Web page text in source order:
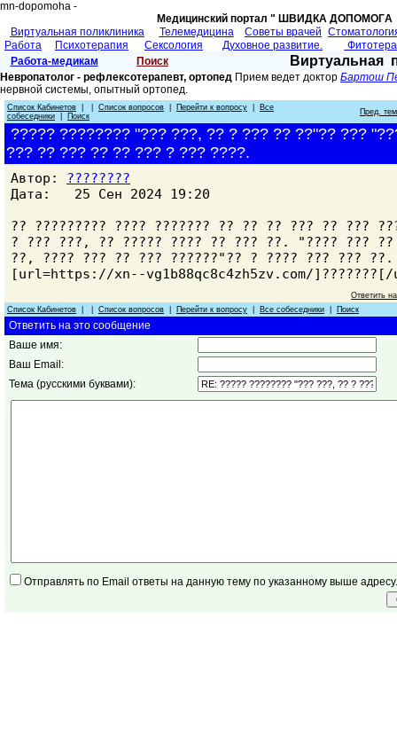
mn-dopomoha -
Медицинский портал " ШВИДКА
Виртуальная поликлиника
Телемедицина Советы врачей
Работа
Психотерапия Сексология Духовное развитие.
Работа-медикам
Поиск Виртуальная
Невропатолог - рефлексотерапевт, ортопед Прием ведет доктор Бартош
нервной системы, опытный ортопед.
Список Кабинетов Список вопросов Перейти к вопросу
Все
собеседники
Поиск Пред.
????? ???????? "??? ???, ?? ? ??? ?? ??"?? ???
??? ?? ??? ?? ?? ??? ? ??? ????.
Автор: ????????
Дата: 25 Сен 2024 19:20
?? ????????? ???? ??????? ?? ?? ?? ??? ?? ???
? ??? ???, ?? ????? ???? ?? ??? ??. "???? ??? ??
??, ???? ??? ?? ??? ??????"?? ? ???? ??? ??? ??.
[url=https://xn--vg1b88qc8c4zh5zv.com/
Ответить
Список Кабинетов
Список вопросов Перейти к вопросу Все собеседники Поиск
Ответить на это сообщение
Ваше имя:
Ваш Email:
Тема (русскими буквами):
Отправлять по Email ответы на данную тему по указанному выше адресу.